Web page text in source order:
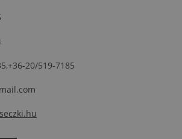
20/519-7185